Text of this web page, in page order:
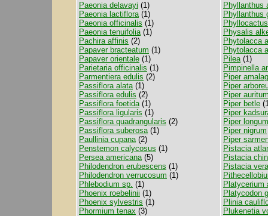
Paeonia delavayi (1)
Paeonia lactiflora(1)
Paeonia officinalis (1)
Paeonia tenuifolia(1)
Pachira affinis (2)
Papaver bracteatum (1)
Papaver orientale (1)
Parietaria officinalis (1)
Parmentiera edulis (2)
Passiflora alata(1)
Passiflora edulis (2)
Passiflora foetida(1)
Passiflora ligularis (1)
Passiflora quadrangularis (2)
Passiflora suberosa(1)
Paullinia cupana(2)
Penstemon calycosus (1)
Persea americana(5)
Philodendron erubescens (1)
Philodendron verrucosum (1)
Phlebodium sp. (1)
Phoenix roebelinii (1)
Phoenix sylvestris (1)
Phormium tenax (3)
Phyllanthus
Phyllanthus
Physalis
Phytolacca
Phytolacca
Pilea(1)
Pimpinella
Piper
Piper
Piper
Piper betle
Piper
Piper longum
Piper nigrum
Piper
Pistacia
Pistacia
Pistacia vera
Platycerium
Platycodon
Plinia
Plukenetia